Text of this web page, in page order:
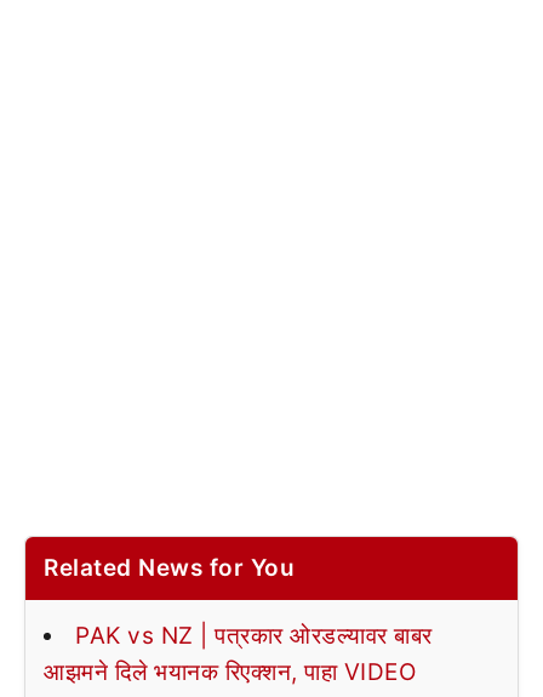
Related News for You
PAK vs NZ | पत्रकार ओरडल्यावर बाबर
आझमने दिले भयानक रिएक्शन, पाहा VIDEO